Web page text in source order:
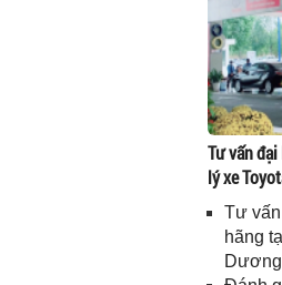
Tư vấn
lý xe
Tư
hãng
Dương